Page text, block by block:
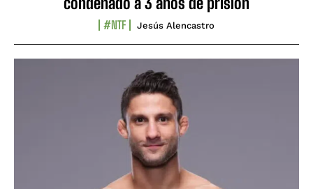
#NTF Jesús Alencastro